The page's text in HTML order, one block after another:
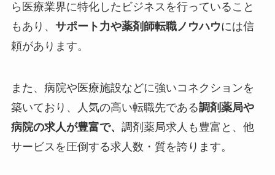
ら医療業界に特化したビジネスを行っていること
もあり、 サポート力や薬剤師転職ノウハウには信
頼があります。
また、病院や医療施設などに強いコネクションを
築いており、人気の高い転職先である調剤薬局や
病院の求人が豊富で、 調剤薬局求人も豊富と、他
サービスを圧倒する求人数・質を誇ります。